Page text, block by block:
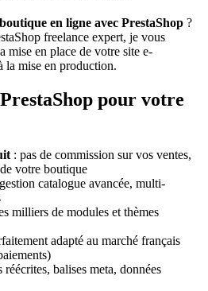
en ligne avec PrestaShop ?
freelance expert, je vous
mise en place de votre site e-
la mise en production.
pour votre
: pas de commission sur vos ventes,
votre boutique
catalogue avancée, multi-
milliers de modules et thèmes
adapté au marché français
balises meta, données